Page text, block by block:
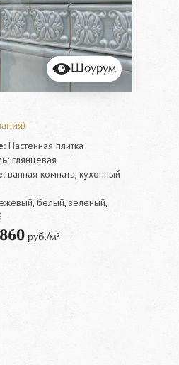
Шоурум
Настенная плитка
глянцевая
ванная комната, кухонный
белый, зеленый,
руб./м²